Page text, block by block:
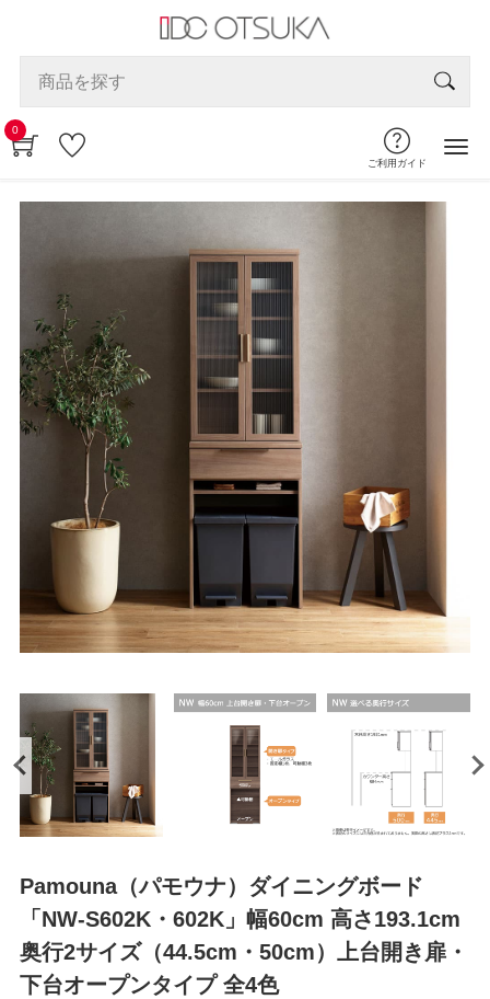
0
ご利用ガイド
Pamouna（パモウナ）ダイニングボード
「NW-S602K・602K」幅60cm 高さ193.1cm
奥行2サイズ（44.5cm・50cm）上台開き扉・
下台オープンタイプ 全4色